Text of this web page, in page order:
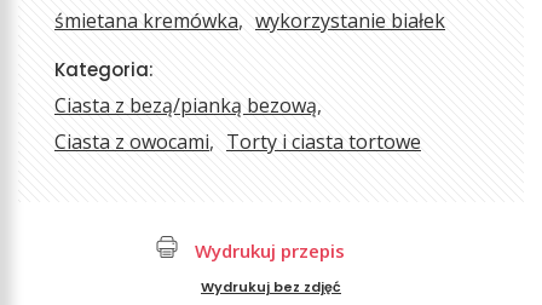
śmietana kremówka
wykorzystanie białek
Kategoria:
Ciasta z bezą/pianką bezową
Ciasta z owocami
Torty i ciasta tortowe
Wydrukuj przepis
Wydrukuj bez zdjęć